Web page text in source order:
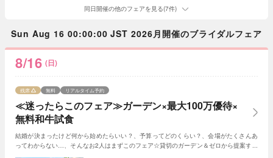
同日開催の他のフェアを見る(7件)
Sun Aug 16 00:00:00 JST 2026月開催のブライダルフェア
8/16 (日)
≪迷ったらこのフェア≫ガーデン×最大100万優待×
無料和牛試食
残席 無料 リアルタイム予約
結婚が決まったけど何から始めたらいい？、予算ってどのくらい？、会場がたくさんあ
ってわからない…、そんなお2人はまずこのフェア☆貸切のガーデン＆ゼロから提案する